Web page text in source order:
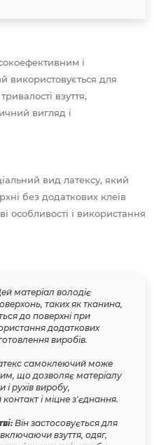
і
використовується для
взуття,
вигляд і
вид латексу, який
без додаткових клеїв
особливості і використання
матеріал володіє
таких як тканина,
до поверхні при
додаткових
виробів.
самоклеючий може
що дозволяє матеріалу
рухів виробу,
і міцне з'єднання.
Він застосовується для
взуття, одяг,